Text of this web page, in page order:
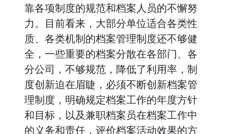
靠各项制度的规范和档案人员的不懈努
力。目前看来，大部分单位适合各类性
质、各类机制的档案管理制度还不够健
全，一些重要的档案分散在各部门、各
分公司，不够规范，降低了利用率，制
度创新迫在眉睫，必须不断创新档案管
理制度，明确规定档案工作的年度方针
和目标，以及兼职档案员在档案工作中
的义务和责任，评价档案活动效果的方